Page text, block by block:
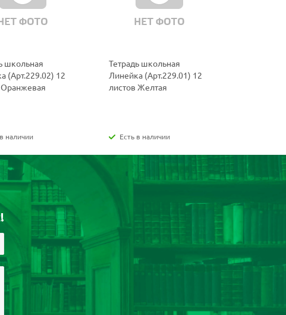
школьная
(Арт.229.02) 12
Оранжевая
наличии
Тетрадь школьная
Линейка (Арт.229.01) 12
листов Желтая
Есть в наличии